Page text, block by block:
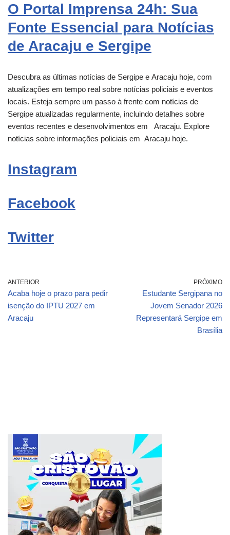
O Portal Imprensa 24h: Sua
Fonte Essencial para Notícias
de Aracaju e Sergipe
Descubra as últimas notícias de Sergipe e Aracaju hoje, com
atualizações em tempo real sobre notícias policiais e eventos
locais. Esteja sempre um passo à frente com notícias de
Sergipe atualizadas regularmente, incluindo detalhes sobre
eventos recentes e desenvolvimentos em Aracaju. Explore
notícias sobre informações policiais em Aracaju hoje.
Instagram
Facebook
Twitter
ANTERIOR
Acaba hoje o prazo para pedir
isenção do IPTU 2027 em
Aracaju
PRÓXIMO
Estudante Sergipana no
Jovem Senador 2026
Representará Sergipe em
Brasília